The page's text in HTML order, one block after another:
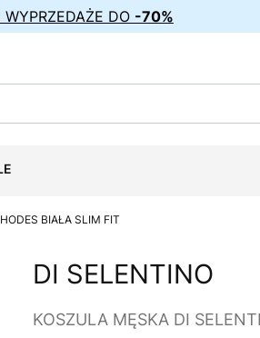
WYPRZEDAŻE DO -70%
BIAŁA SLIM FIT
DI SELENTINO
KOSZULA MĘSKA DI